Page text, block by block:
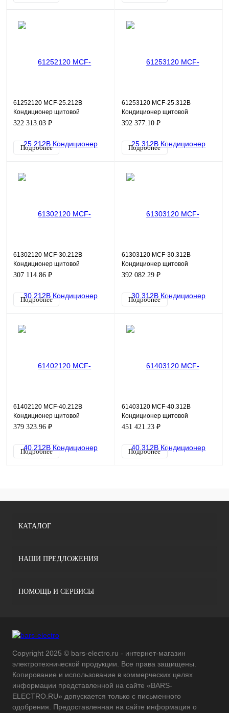
61252120 MCF-25.212B
Кондиционер щитовой
навесной (холодильный
металлическая л
322 313.03 ₽
Подробнее
61253120 MCF-25.312B
Кондиционер щитовой
навесной (холодильный
металлическая л
392 377.10 ₽
Подробнее
61302120 MCF-30.212B
Кондиционер щитовой
навесной (холодильный
металлическая л
307 114.86 ₽
Подробнее
61303120 MCF-30.312B
Кондиционер щитовой
навесной (холодильный
металлическая л
392 082.29 ₽
Подробнее
61402120 MCF-40.212B
Кондиционер щитовой
навесной (холодильный
металлическая л
379 323.96 ₽
Подробнее
61403120 MCF-40.312B
Кондиционер щитовой
навесной (холодильный
металлическая л
451 421.23 ₽
Подробнее
КАТАЛОГ
НАШИ ПРЕДЛОЖЕНИЯ
ПОМОЩЬ И СЕРВИСЫ
Copyright 2025 © bars-electro.ru - интернет-магазин
электротехнической продукции. Все права защищены.
Копирование и использование в коммерческих целях
информации представленной на сайте «BARS-
ELECTRO.RU» допускается только с письменного
одобрения. Предоставленная на сайте информация о